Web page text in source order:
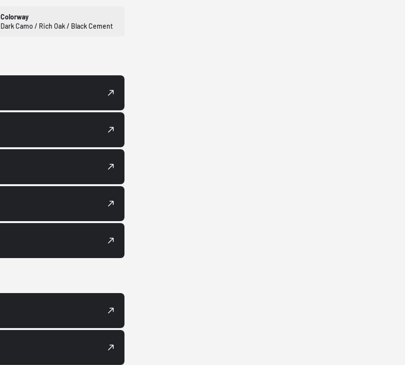
Colorway
Dark Camo / Rich Oak / Black Cement